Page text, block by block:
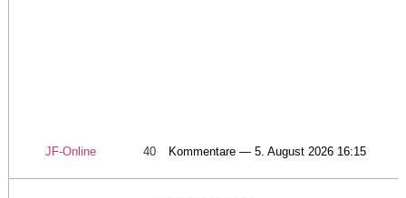
JF-Online 40 Kommentare — 5. August 2026 16:15